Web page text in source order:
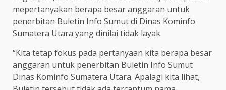
mepertanyakan berapa besar anggaran untuk
penerbitan Buletin Info Sumut di Dinas Kominfo
Sumatera Utara yang dinilai tidak layak.
“Kita tetap fokus pada pertanyaan kita berapa besar
anggaran untuk penerbitan Buletin Info Sumut
Dinas Kominfo Sumatera Utara. Apalagi kita lihat,